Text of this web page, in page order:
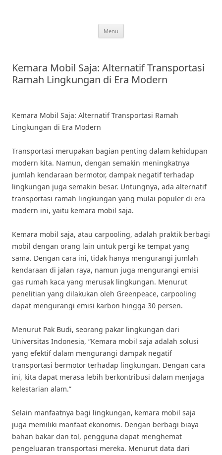
Menu
Kemara Mobil Saja: Alternatif Transportasi
Ramah Lingkungan di Era Modern
Kemara Mobil Saja: Alternatif Transportasi Ramah
Lingkungan di Era Modern
Transportasi merupakan bagian penting dalam kehidupan
modern kita. Namun, dengan semakin meningkatnya
jumlah kendaraan bermotor, dampak negatif terhadap
lingkungan juga semakin besar. Untungnya, ada alternatif
transportasi ramah lingkungan yang mulai populer di era
modern ini, yaitu kemara mobil saja.
Kemara mobil saja, atau carpooling, adalah praktik berbagi
mobil dengan orang lain untuk pergi ke tempat yang
sama. Dengan cara ini, tidak hanya mengurangi jumlah
kendaraan di jalan raya, namun juga mengurangi emisi
gas rumah kaca yang merusak lingkungan. Menurut
penelitian yang dilakukan oleh Greenpeace, carpooling
dapat mengurangi emisi karbon hingga 30 persen.
Menurut Pak Budi, seorang pakar lingkungan dari
Universitas Indonesia, “Kemara mobil saja adalah solusi
yang efektif dalam mengurangi dampak negatif
transportasi bermotor terhadap lingkungan. Dengan cara
ini, kita dapat merasa lebih berkontribusi dalam menjaga
kelestarian alam.”
Selain manfaatnya bagi lingkungan, kemara mobil saja
juga memiliki manfaat ekonomis. Dengan berbagi biaya
bahan bakar dan tol, pengguna dapat menghemat
pengeluaran transportasi mereka. Menurut data dari